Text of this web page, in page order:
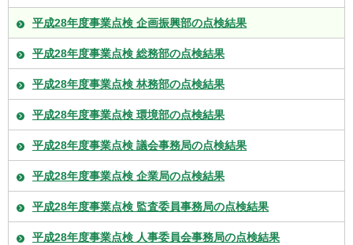
平成28年度事業点検 企画振興部の点検結果
平成28年度事業点検 総務部の点検結果
平成28年度事業点検 林務部の点検結果
平成28年度事業点検 環境部の点検結果
平成28年度事業点検 議会事務局の点検結果
平成28年度事業点検 企業局の点検結果
平成28年度事業点検 監査委員事務局の点検結果
平成28年度事業点検 人事委員会事務局の点検結果